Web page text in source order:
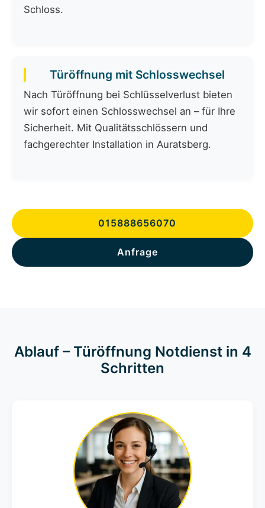
Schloss.
Türöffnung mit Schlosswechsel
Nach Türöffnung bei Schlüsselverlust bieten
wir sofort einen Schlosswechsel an – für Ihre
Sicherheit. Mit Qualitätsschlössern und
fachgerechter Installation in Auratsberg.
015888656070
Anfrage
Ablauf – Türöffnung Notdienst in 4
Schritten